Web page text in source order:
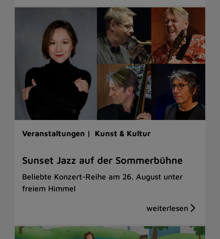
Veranstaltungen | Kunst & Kultur
Sunset Jazz auf der Sommerbühne
Beliebte Konzert-Reihe am 26. August unter
freiem Himmel